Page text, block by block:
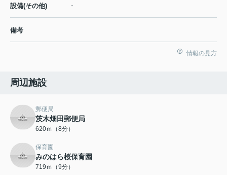
設備(その他) -
備考
情報の見方
周辺施設
郵便局
茨木畑田郵便局
620ｍ（8分）
保育園
みのはら桜保育園
719ｍ（9分）